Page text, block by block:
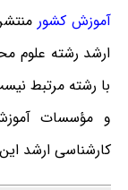
آموزش کشور
ارشد رشته علوم
با رشته مرتبط
و مؤسسات
کارشناسی ارشد